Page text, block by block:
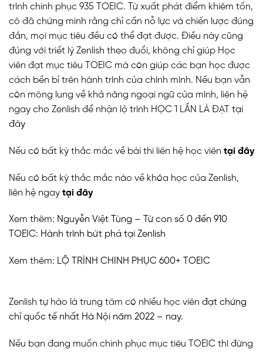
trình chinh phục 935 TOEIC. Từ xuất phát điểm khiêm tốn,
cô đã chứng minh rằng chỉ cần nỗ lực và chiến lược đúng
đắn, mọi mục tiêu đều có thể đạt được. Điều này cũng
đúng với triết lý Zenlish theo đuổi, không chỉ giúp Học
viên đạt mục tiêu TOEIC mà còn giúp các bạn học được
cách bền bỉ trên hành trình của chính mình. Nếu bạn vẫn
còn mông lung về khả năng ngoại ngữ của mình, liên hệ
ngay cho Zenlish để nhận lộ trình HỌC 1 LẦN LÀ ĐẠT tại
đây
Nếu có bất kỳ thắc mắc về bài thi liên hệ học viên tại đây
Nếu có bất kỳ thắc mắc nào về khóa học của Zenlish,
liên hệ ngay tại đây
Xem thêm: Nguyễn Việt Tùng – Từ con số 0 đến 910
TOEIC: Hành trình bứt phá tại Zenlish
Xem thêm: LỘ TRÌNH CHINH PHỤC 600+ TOEIC
Zenlish tự hào là trung tâm có nhiều học viên đạt chứng
chỉ quốc tế nhất Hà Nội năm 2022 – nay.
Nếu bạn đang muốn chinh phục mục tiêu TOEIC thì đừng